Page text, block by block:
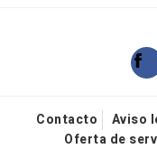
Contacto Aviso
Oferta de